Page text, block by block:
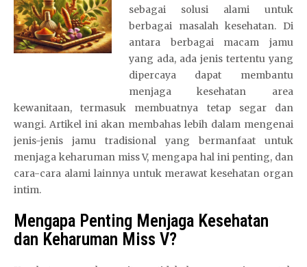
sebagai solusi alami untuk
berbagai masalah kesehatan. Di
antara berbagai macam jamu
yang ada, ada jenis tertentu yang
dipercaya dapat membantu
menjaga kesehatan area
kewanitaan, termasuk membuatnya tetap segar dan
wangi. Artikel ini akan membahas lebih dalam mengenai
jenis-jenis jamu tradisional yang bermanfaat untuk
menjaga keharuman miss V, mengapa hal ini penting, dan
cara-cara alami lainnya untuk merawat kesehatan organ
intim.
Mengapa Penting Menjaga Kesehatan
dan Keharuman Miss V?